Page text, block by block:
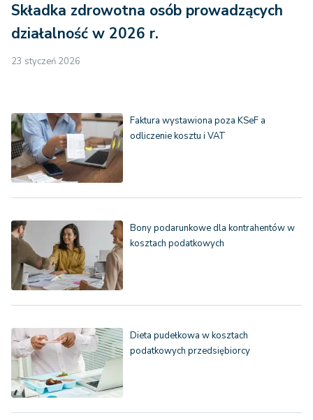
Składka zdrowotna osób prowadzących
działalność w 2026 r.
23 styczeń 2026
Faktura wystawiona poza KSeF a
odliczenie kosztu i VAT
Bony podarunkowe dla kontrahentów w
kosztach podatkowych
Dieta pudełkowa w kosztach
podatkowych przedsiębiorcy